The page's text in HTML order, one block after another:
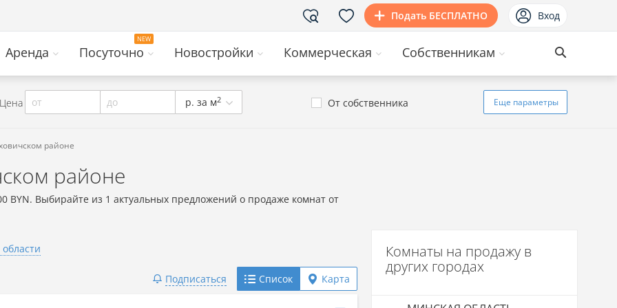
Подать БЕСПЛАТНО Вход
Аренда Посуточно Новостройки Коммерческая Собственникам
Цена от до р. за м2 От собственника Еще параметры
районе
районе
BYN. Выбирайте из 1 актуальных предложений о продаже комнат от
Подписаться Список Карта
Комнаты на продажу в
других городах